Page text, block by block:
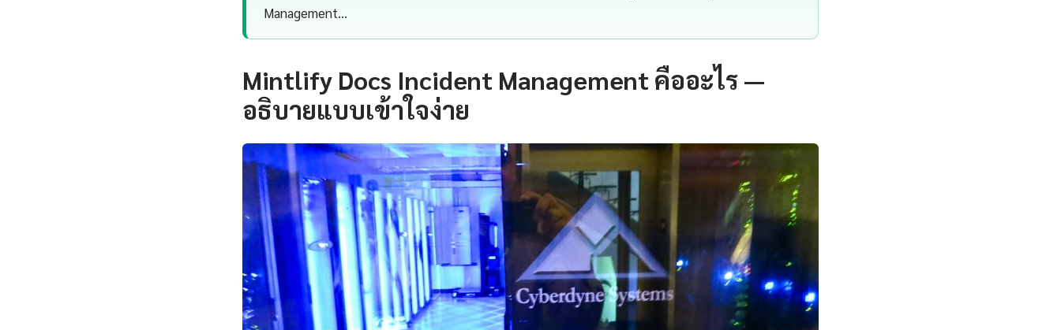
Management…
Mintlify Docs Incident Management คืออะไร —
อธิบายแบบเข้าใจง่าย